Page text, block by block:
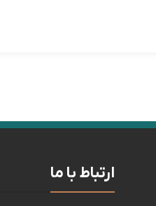
ارتباط با ما